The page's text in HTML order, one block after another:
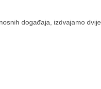
događaja, izdvajamo dvije